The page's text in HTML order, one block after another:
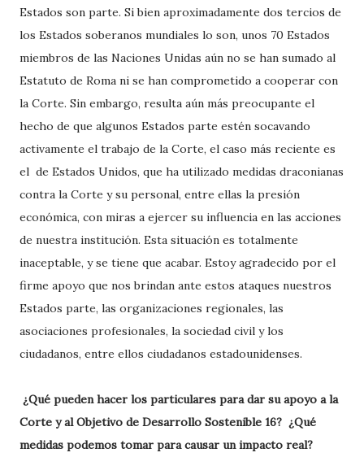
Estados son parte. Si bien aproximadamente dos tercios de
los Estados soberanos mundiales lo son, unos 70 Estados
miembros de las Naciones Unidas aún no se han sumado al
Estatuto de Roma ni se han comprometido a cooperar con
la Corte. Sin embargo, resulta aún más preocupante el
hecho de que algunos Estados parte estén socavando
activamente el trabajo de la Corte, el caso más reciente es
el de Estados Unidos, que ha utilizado medidas draconianas
contra la Corte y su personal, entre ellas la presión
económica, con miras a ejercer su influencia en las acciones
de nuestra institución. Esta situación es totalmente
inaceptable, y se tiene que acabar. Estoy agradecido por el
firme apoyo que nos brindan ante estos ataques nuestros
Estados parte, las organizaciones regionales, las
asociaciones profesionales, la sociedad civil y los
ciudadanos, entre ellos ciudadanos estadounidenses.
¿Qué pueden hacer los particulares para dar su apoyo a la
Corte y al Objetivo de Desarrollo Sostenible 16? ¿Qué
medidas podemos tomar para causar un impacto real?